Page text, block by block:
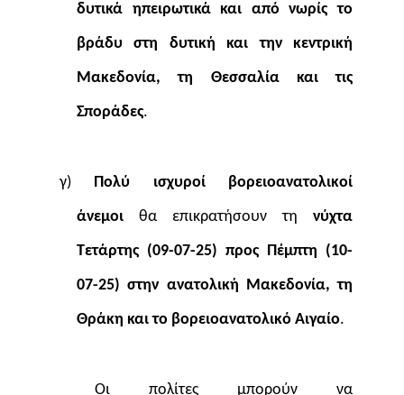
δυτικά ηπειρωτικά και από νωρίς το
βράδυ στη δυτική και την κεντρική
Μακεδονία, τη Θεσσαλία και τις
Σποράδες.
γ) Πολύ ισχυροί βορειοανατολικοί
άνεμοι θα επικρατήσουν τη νύχτα
Τετάρτης (09-07-25) προς Πέμπτη (10-
07-25) στην ανατολική Μακεδονία, τη
Θράκη και το βορειοανατολικό Αιγαίο.
Οι πολίτες μπορούν να